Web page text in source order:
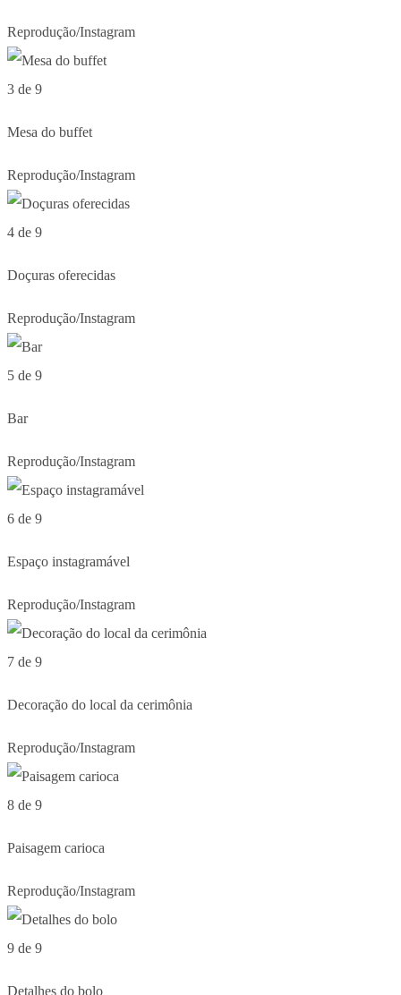
Reprodução/Instagram
3 de 9
Mesa do buffet
Reprodução/Instagram
4 de 9
Doçuras oferecidas
Reprodução/Instagram
5 de 9
Bar
Reprodução/Instagram
6 de 9
Espaço instagramável
Reprodução/Instagram
7 de 9
Decoração do local da cerimônia
Reprodução/Instagram
8 de 9
Paisagem carioca
Reprodução/Instagram
9 de 9
Detalhes do bolo